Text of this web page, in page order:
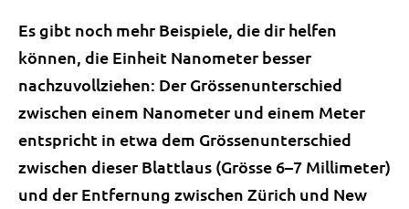
Es gibt noch mehr Beispiele, die dir helfen
können, die Einheit Nanometer besser
nachzuvollziehen: Der Grössenunterschied
zwischen einem Nanometer und einem Meter
entspricht in etwa dem Grössenunterschied
zwischen dieser Blattlaus (Grösse 6–7 Millimeter)
und der Entfernung zwischen Zürich und New